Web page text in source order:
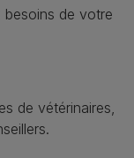
besoins de votre
de vétérinaires,